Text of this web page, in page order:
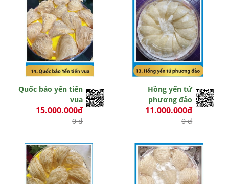
Quốc bảo yến tiến
vua
15.000.000đ
0 đ
Hồng yến tứ
phương đảo
11.000.000đ
0 đ